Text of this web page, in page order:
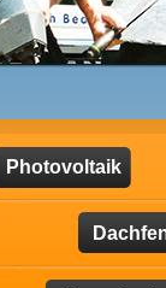
Photovoltaik